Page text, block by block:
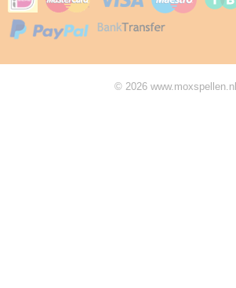
© 2026 www.moxspellen.nl